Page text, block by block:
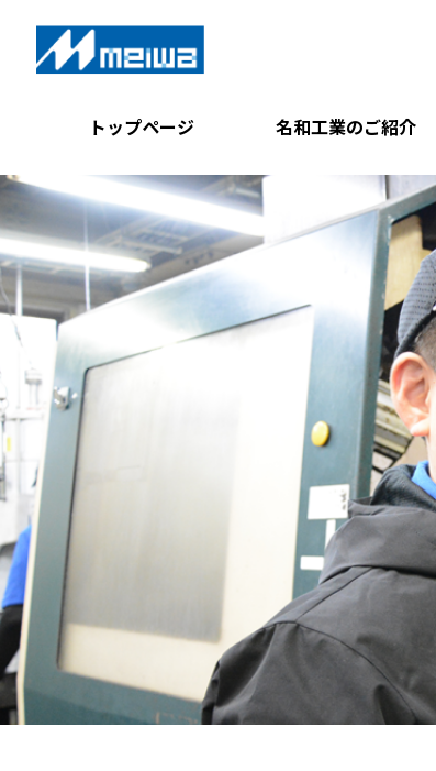
トップページ 名和工業のご紹介